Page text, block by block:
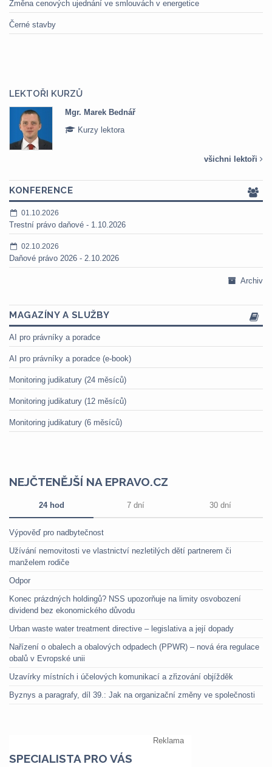
Změna cenových ujednání ve smlouvách v energetice
Černé stavby
LEKTOŘI KURZŮ
Mgr. Marek Bednář
Kurzy lektora
všichni lektoři
KONFERENCE
01.10.2026
Trestní právo daňové - 1.10.2026
02.10.2026
Daňové právo 2026 - 2.10.2026
Archiv
MAGAZÍNY A SLUŽBY
AI pro právníky a poradce
AI pro právníky a poradce (e-book)
Monitoring judikatury (24 měsíců)
Monitoring judikatury (12 měsíců)
Monitoring judikatury (6 měsíců)
NEJČTENĚJŠÍ NA EPRAVO.CZ
24 hod 7 dní 30 dní
Výpověď pro nadbytečnost
Užívání nemovitosti ve vlastnictví nezletilých dětí partnerem či
manželem rodiče
Odpor
Konec prázdných holdingů? NSS upozorňuje na limity osvobození
dividend bez ekonomického důvodu
Urban waste water treatment directive – legislativa a její dopady
Nařízení o obalech a obalových odpadech (PPWR) – nová éra regulace
obalů v Evropské unii
Uzavírky místních i účelových komunikací a zřizování objížděk
Byznys a paragrafy, díl 39.: Jak na organizační změny ve společnosti